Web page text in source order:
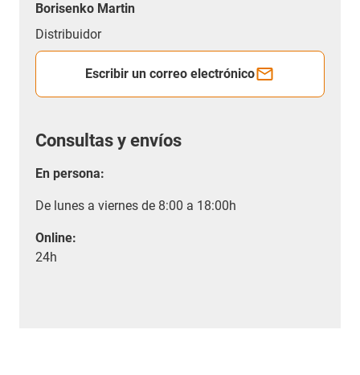
Borisenko Martin
Distribuidor
Escribir un correo electrónico
Consultas y envíos
En persona:
De lunes a viernes de 8:00 a 18:00h
Online:
24h